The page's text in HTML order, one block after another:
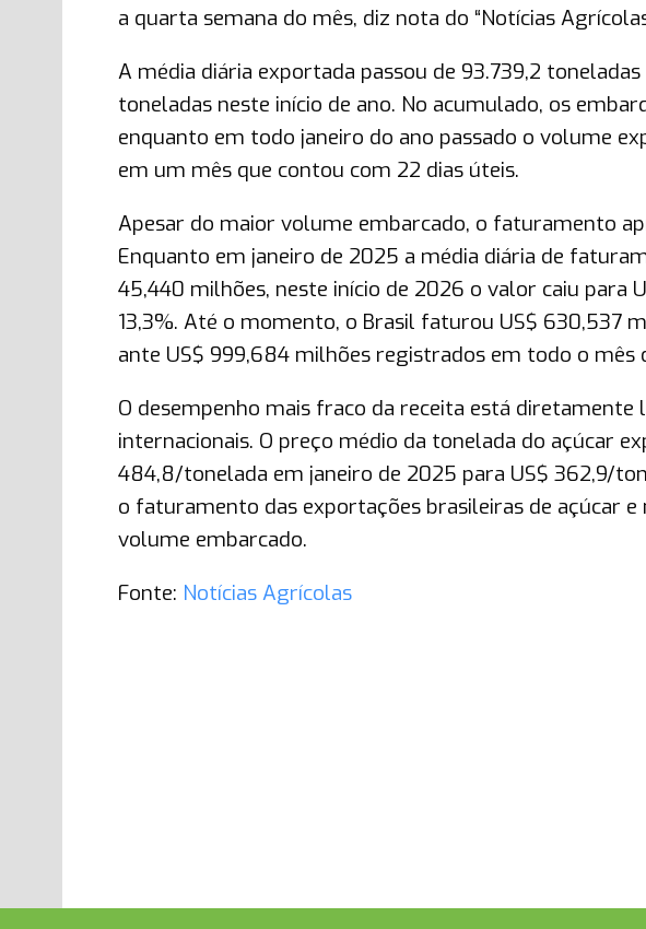
a quarta semana do mês, diz nota do “Notícias
A média diária exportada passou de 93.739,2
toneladas neste início de ano. No acumulado, os
enquanto em todo janeiro do ano passado o volume
em um mês que contou com 22 dias úteis.
Apesar do maior volume embarcado, o faturamento
Enquanto em janeiro de 2025 a média diária de
45,440 milhões, neste início de 2026 o valor caiu para
13,3%. Até o momento, o Brasil faturou US$ 630,537
ante US$ 999,684 milhões registrados em todo o mês
O desempenho mais fraco da receita está diretamente
internacionais. O preço médio da tonelada do açúcar
484,8/tonelada em janeiro de 2025 para US$ 362,9/
o faturamento das exportações brasileiras de açúcar
volume embarcado.
Fonte: Notícias Agrícolas